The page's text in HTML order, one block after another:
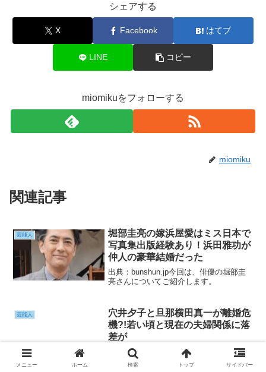
シェアする
X Facebook はてブ
LINE コピー
miomikuをフォローする
miomiku
関連記事
芸能人
堀部圭亮の嫁浜屋愛はミス日本で
写真集出版経験あり！浜田雅功が
仲人の豪華結婚だった
出典：bunshun.jp今回は、俳優の堀部圭
亮さんについてご紹介します。
芸能人
穴井夕子と旦那横田真一が離婚危
機?!若い頃と現在の夫婦関係に落
差が
出典：jisin.jp今回は、タレントの穴井夕子さんについてご紹介しま
メニュー ホーム 検索 トップ サイドバー